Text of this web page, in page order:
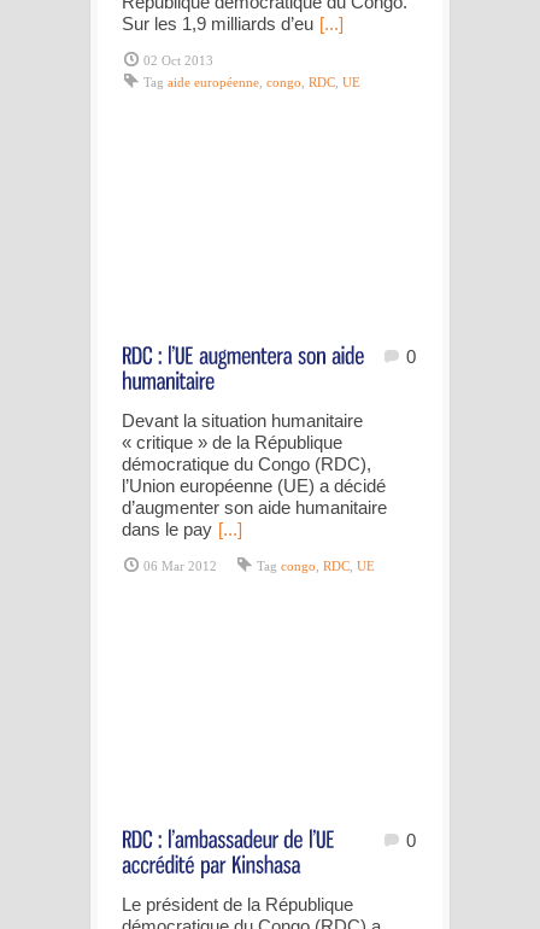
Sur les 1,9 milliards d’eu [...]
02 Oct 2013
Tag aide européenne congo RDC UE
0
Devant la situation humanitaire
« critique » de la République
démocratique du Congo (RDC),
l’Union européenne (UE) a décidé
d’augmenter son aide humanitaire
dans le pay [...]
06 Mar 2012 Tag congo RDC UE
0
Le président de la République